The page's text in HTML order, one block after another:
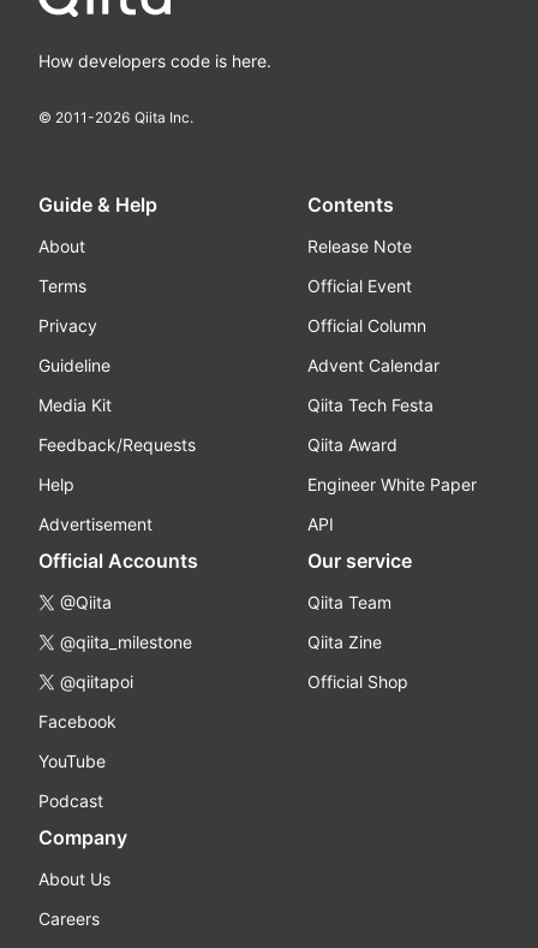
How developers code is here.
© 2011-2026 Qiita Inc.
Guide & Help
About
Terms
Privacy
Guideline
Media Kit
Feedback/Requests
Help
Advertisement
Contents
Release Note
Official Event
Official Column
Advent Calendar
Qiita Tech Festa
Qiita Award
Engineer White Paper
API
Official Accounts
@Qiita
@qiita_milestone
@qiitapoi
Facebook
YouTube
Podcast
Our service
Qiita Team
Qiita Zine
Official Shop
Company
About Us
Careers